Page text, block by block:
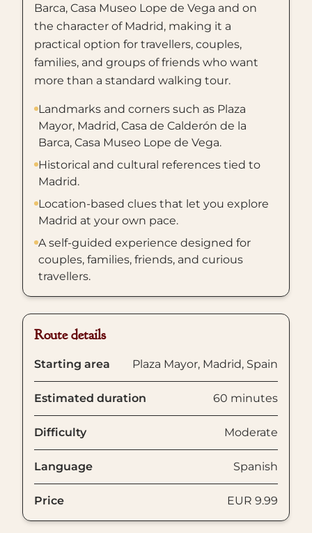
Barca, Casa Museo Lope de Vega and on
the character of Madrid, making it a
practical option for travellers, couples,
families, and groups of friends who want
more than a standard walking tour.
Landmarks and corners such as Plaza
Mayor, Madrid, Casa de Calderón de la
Barca, Casa Museo Lope de Vega.
Historical and cultural references tied to
Madrid.
Location-based clues that let you explore
Madrid at your own pace.
A self-guided experience designed for
couples, families, friends, and curious
travellers.
Route details
Starting area Plaza Mayor, Madrid, Spain
Estimated duration 60 minutes
Difficulty Moderate
Language Spanish
Price EUR 9.99